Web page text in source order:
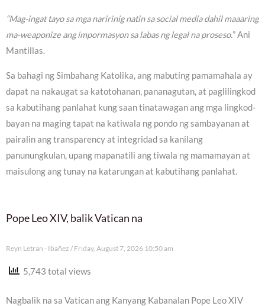
“Mag-ingat tayo sa mga naririnig natin sa social media dahil maaaring
ma-weaponize ang impormasyon sa labas ng legal na proseso.” Ani
Mantillas.
Sa bahagi ng Simbahang Katolika, ang mabuting pamamahala ay
dapat na nakaugat sa katotohanan, pananagutan, at paglilingkod
sa kabutihang panlahat kung saan tinatawagan ang mga lingkod-
bayan na maging tapat na katiwala ng pondo ng sambayanan at
pairalin ang transparency at integridad sa kanilang
panunungkulan, upang mapanatili ang tiwala ng mamamayan at
maisulong ang tunay na katarungan at kabutihang panlahat.
Pope Leo XIV, balik Vatican na
Reyn Letran - Ibañez Friday, August 7, 2026 10:50 am
5,743 total views
Nagbalik na sa Vatican ang Kanyang Kabanalan Pope Leo XIV